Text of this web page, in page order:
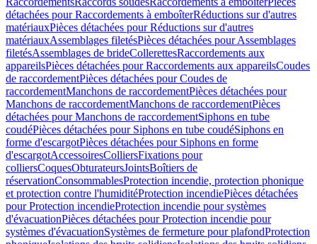
détachées pour Raccordements à emboîterRéductions sur d'autres
matériauxPièces détachées pour Réductions sur d'autres
matériauxAssemblages filetésPièces détachées pour Assemblages
filetésAssemblages de brideCollerettesRaccordements aux
appareilsPièces détachées pour Raccordements aux appareilsCoudes
de raccordementPièces détachées pour Coudes de
raccordementManchons de raccordementPièces détachées pour
Manchons de raccordementManchons de raccordementPièces
détachées pour Manchons de raccordementSiphons en tube
coudéPièces détachées pour Siphons en tube coudéSiphons en
forme d'escargotPièces détachées pour Siphons en forme
d'escargotAccessoiresColliersFixations pour
colliersCoquesObturateursJointsBoîtiers de
réservationConsommablesProtection incendie, protection phonique
et protection contre l'humiditéProtection incendiePièces détachées
pour Protection incendieProtection incendie pour systèmes
d'évacuationPièces détachées pour Protection incendie pour
systèmes d'évacuationSystèmes de fermeture pour plafondProtection